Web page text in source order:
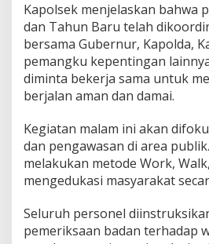
Kapolsek menjelaskan bahwa
dan Tahun Baru telah
bersama Gubernur, Kapolda,
pemangku kepentingan
diminta bekerja sama untuk
berjalan aman dan damai.
Kegiatan malam ini akan
dan pengawasan di area
melakukan metode Work,
mengedukasi masyarakat
Seluruh personel
pemeriksaan badan terhadap